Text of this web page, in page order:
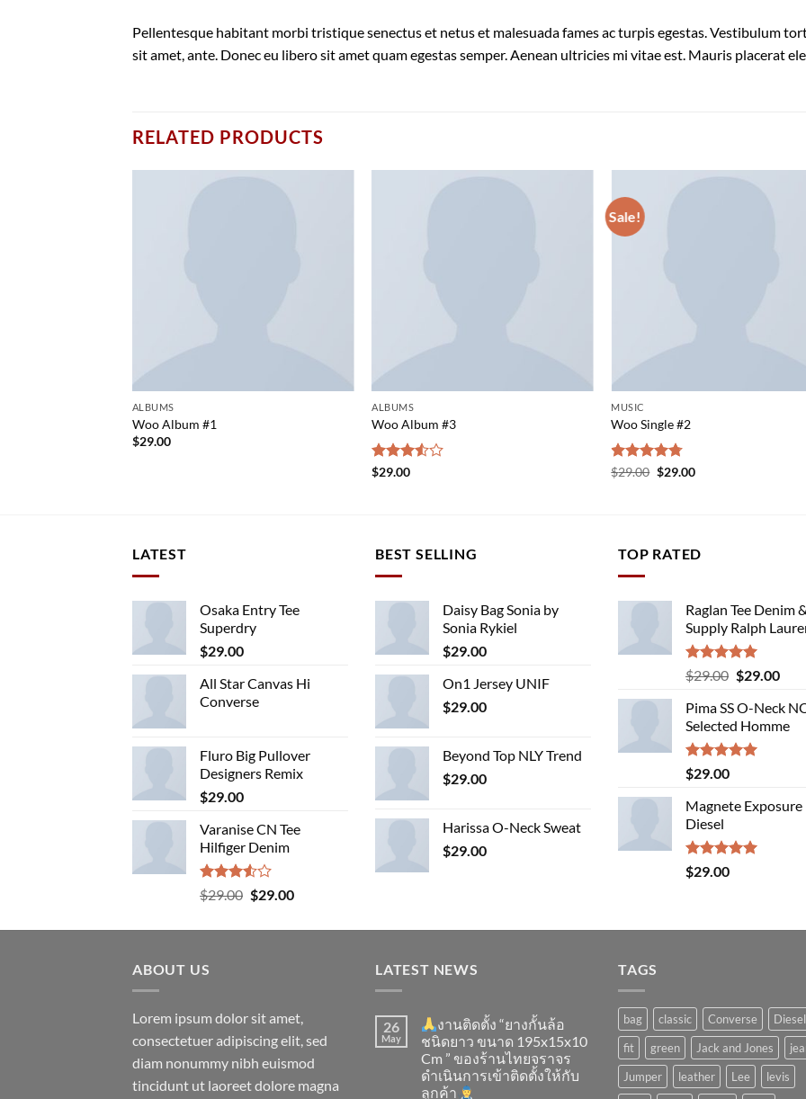
Pellentesque habitant morbi tristique senectus et netus et malesuada fames ac turpis egestas. Vestibulum
sit amet, ante. Donec eu libero sit amet quam egestas semper. Aenean ultricies mi vitae est. Mauris placerat
RELATED PRODUCTS
ALBUMS
Woo Album #1
$29.00
ALBUMS
Woo Album #3
Rated
$29.00
Sale!
MUSIC
Woo Single #2
Rated 4.75
$29.00 Original
$29.00Current
LATEST
Osaka Entry Tee
Superdry
$29.00
All Star Canvas Hi
Converse
Fluro Big Pullover
Designers Remix
$29.00
Varanise CN Tee
Hilfiger Denim
Rated
3.50
$29.00 Original
was:
$29.00Current
is:
BEST SELLING
Daisy Bag Sonia by
Sonia Rykiel
$29.00
On1 Jersey UNIF
$29.00
Beyond Top NLY Trend
$29.00
Harissa O-Neck Sweat
$29.00
TOP RATED
Raglan Tee Denim &
Supply Ralph
Rated5.00
out of 5
$29.00 Original
was:
$29.00.
$29.00
is:
Pima SS O-Neck
Selected Homme
Rated5.00
out of 5
$29.00
Magnete Exposure
Diesel
Rated5.00
out of 5
$29.00
ABOUT US
Lorem ipsum dolor sit amet,
consectetuer adipiscing elit, sed
diam nonummy nibh euismod
tincidunt ut laoreet dolore magna
LATEST NEWS
26
May
งานติดตั้ง “ยางกั้นล้อ
ชนิดยาว ขนาด 195x15x10
Cm ” ของร้านไทยจราจร
ดำเนินการเข้าติดตั้ง​ให้กับ
ลูกค้า
TAGS
bag classic Converse
Diesel
fit
green Jack and Jones
Jumper
leather Lee
levis